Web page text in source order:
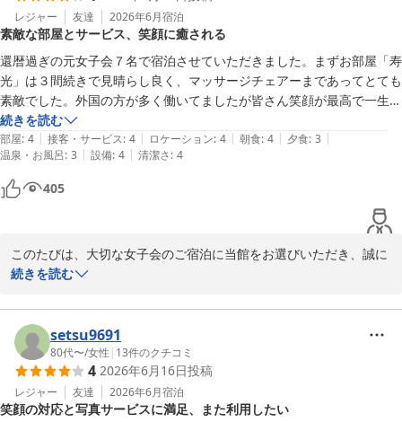
にご利用いただけるよう、今後の改善に役立ててまいります。
お部屋でのご夕食にもご満足いただき、うれしく存じます。「また
来年も」とのお言葉を励みに、ご家族皆様にさらに心地よくお過ご
しいただけるよう努めてまいります。来年のお越しを、スタッフ一
同心よりお待ちしております。
奥州秋保温泉 蘭亭
レジャー 友達 2026年6月宿泊
素敵な部屋とサービス、笑顔に癒される
還暦過ぎの元女子会７名で宿泊させていただきました。まずお部屋「寿
光」は３間続きで見晴らし良く、マッサージチェアーまであってとても
素敵でした。外国の方が多く働いてましたが皆さん笑顔が最高で一生懸
命さが伝わってきました。夕食はお安いプランだったのかちょっと残念
かな〜、でもラウンジで11時までアルコール、コーヒー、スイーツま
で飲み放題食べ放題なのは凄くうれしいサービスでした😊ソフトクリ
ームは美味しかったです〜
続きを読む
部屋: 4 | 接客・サービス: 4 | ロケーション: 4 | 朝食: 4 | 夕食: 3 |
温泉・お風呂: 3 | 設備: 4 | 清潔さ: 4
405
このたびは、大切な女子会のご宿泊に当館をお選びいただき、誠に
ありがとうございました。
お部屋「寿光」からの眺望やマッサージチェアをお楽しみいただけ
たこと、またスタッフの笑顔や応対に温かいお言葉を頂戴し、大変
うれしく存じます。スタッフにとって何よりの励みになります。
ラウンジのアルコールやコーヒー、スイーツ、ソフトクリームにも
ご満足いただけたようで何よりでございます。一方、ご夕食がご期
続きを読む
setsu9691
80代〜/女性 | 13件のクチコミ
4 2026年6月16日投稿
レジャー 友達 2026年6月宿泊
笑顔の対応と写真サービスに満足、また利用したい